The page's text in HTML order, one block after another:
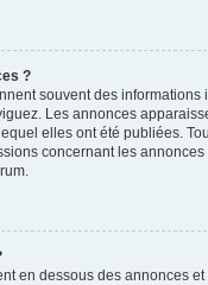
?
souvent des informations
Les annonces
elles ont été publiées.
concernant les
en dessous des annonces